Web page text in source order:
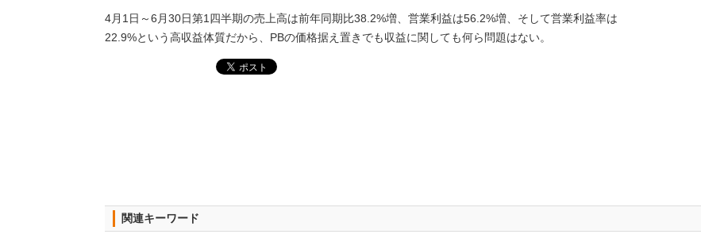
4月1日～6月30日第1四半期の売上高は前年同期比38.2%増、営業利益は56.2%増、そして営業利益率は
22.9%という高収益体質だから、PBの価格据え置きでも収益に関しても何ら問題はない。
関連キーワード